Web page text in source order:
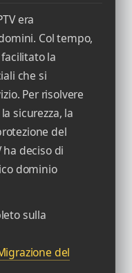
era
Col tempo,
la
che si
Per risolvere
sicurezza, la
del
ha deciso di
dominio
sulla
del